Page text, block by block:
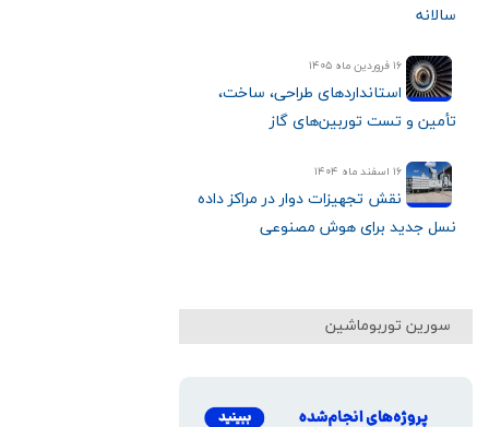
سالانه
۱۶ فروردین ماه ۱۴۰۵
استانداردهای طراحی، ساخت،
تأمین و تست توربین‌های گاز
۱۶ اسفند ماه ۱۴۰۴
نقش تجهیزات دوار در مراکز داده
نسل جدید برای هوش مصنوعی
سورین توربوماشین